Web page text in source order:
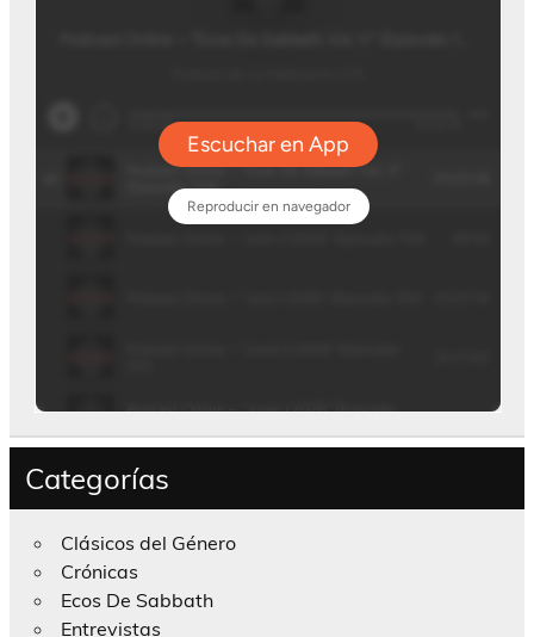
Categorías
Clásicos del Género
Crónicas
Ecos De Sabbath
Entrevistas